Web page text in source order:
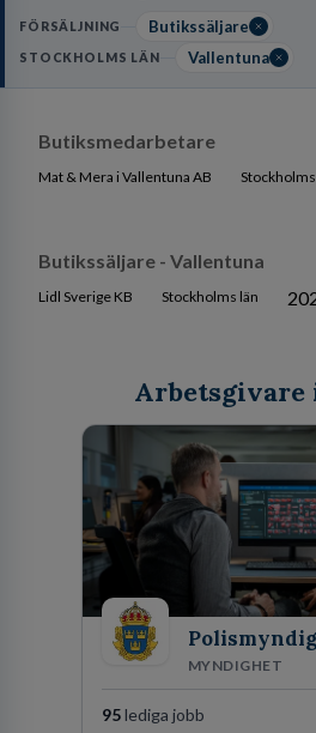
FÖRSÄLJNING Butikssäljare
STOCKHOLMS LÄN Vallentuna
Butiksmedarbetare
Mat & Mera i Vallentuna AB
Butikssäljare - Vallentuna
Lidl Sverige KB Stockholms län
Arbetsgivare
MYNDIGHET
95lediga jobb